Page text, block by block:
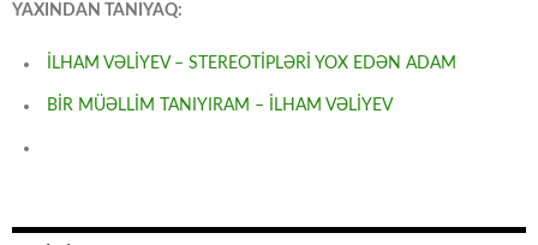
YAXINDAN TANIYAQ:
İLHAM VƏLİYEV – STEREOTİPLƏRİ YOX EDƏN ADAM
BİR MÜƏLLİM TANIYIRAM – İLHAM VƏLİYEV